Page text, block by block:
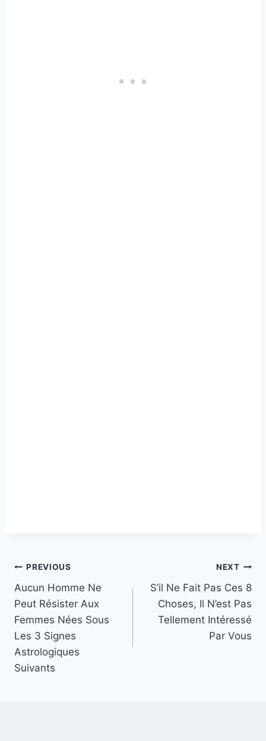
Post
navigation
PREVIOUS
Aucun Homme Ne
Peut Résister Aux
Femmes Nées Sous
Les 3 Signes
Astrologiques
Suivants
NEXT
S’il Ne Fait Pas Ces 8
Choses, Il N’est Pas
Tellement Intéressé
Par Vous